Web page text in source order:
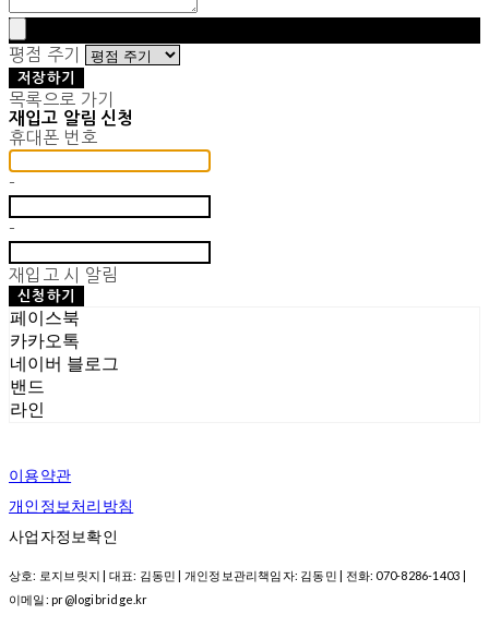
평점 주기
저장하기
목록으로 가기
재입고 알림 신청
휴대폰 번호
-
-
재입고 시 알림
신청하기
페이스북
카카오톡
네이버 블로그
밴드
라인
이용약관
개인정보처리방침
사업자정보확인
상호: 로지브릿지 | 대표: 김동민 | 개인정보관리책임자: 김동민 | 전화: 070-8286-1403 |
이메일: pr@logibridge.kr